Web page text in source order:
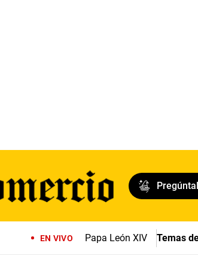
EN VIVO Papa León XIV Temas